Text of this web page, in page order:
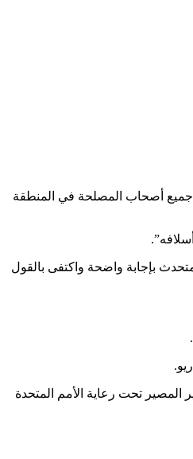
“جميع أصحاب المصلحة في المنطقة
نظمها المبعوث الألماني السابق هورست كولر عام 2019 قبل استقالته، لم يدل المتحدث بإجابة واضحة واكتفى بالقول
لتقرير المصير تحت رعاية الأمم المتحدة